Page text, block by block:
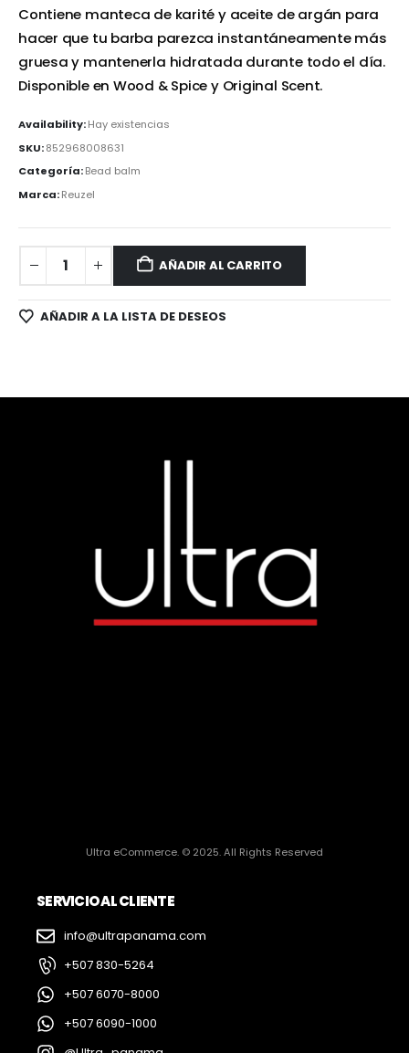
Contiene manteca de karité y aceite de argán para
hacer que tu barba parezca instantáneamente más
gruesa y mantenerla hidratada durante todo el día.
Disponible en Wood & Spice y Original Scent.
Availability:Hay existencias
SKU:852968008631
Categoría:Bead balm
Marca:Reuzel
AÑADIR AL CARRITO
AÑADIR A LA LISTA DE DESEOS
Ultra eCommerce. © 2025. All Rights Reserved
SERVICIO AL CLIENTE
info@ultrapanama.com
+507 830-5264
+507 6070-8000
+507 6090-1000